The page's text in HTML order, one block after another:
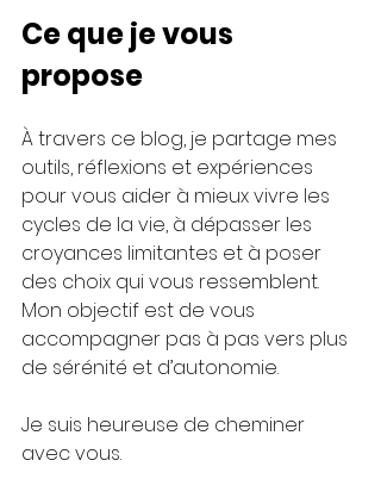
Ce que je vous
propose
À travers ce blog, je partage mes
outils, réflexions et expériences
pour vous aider à mieux vivre les
cycles de la vie, à dépasser les
croyances limitantes et à poser
des choix qui vous ressemblent.
Mon objectif est de vous
accompagner pas à pas vers plus
de sérénité et d’autonomie.
Je suis heureuse de cheminer
avec vous.